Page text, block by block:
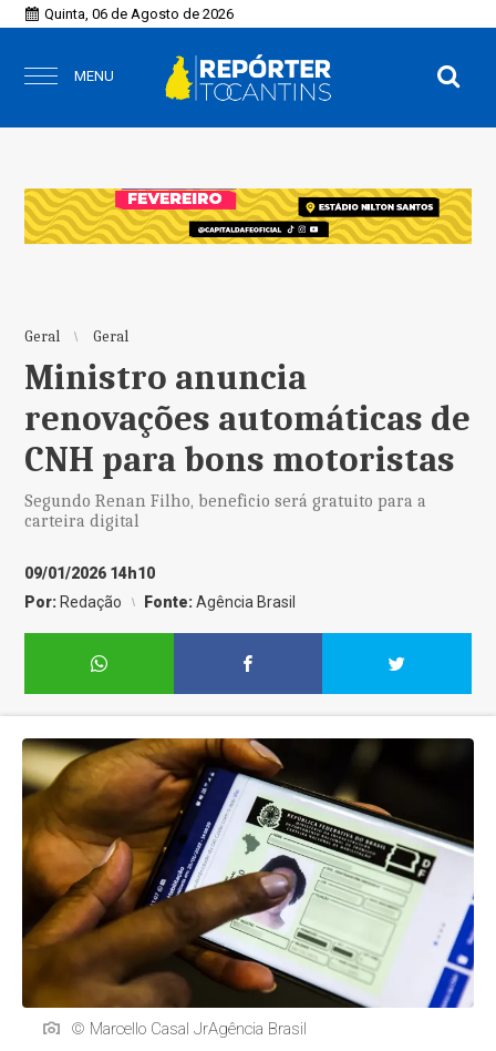
Quinta, 06 de Agosto de 2026
MENU
Geral Geral
Ministro anuncia
renovações automáticas de
CNH para bons motoristas
Segundo Renan Filho, beneficio será gratuito para a
carteira digital
09/01/2026 14h10
Por: Redação Fonte:Agência Brasil
© Marcello Casal JrAgência Brasil